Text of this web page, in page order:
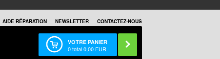
AIDE RÉPARATION NEWSLETTER CONTACTEZ-NOUS
VOTRE PANIER
0total0,00 EUR